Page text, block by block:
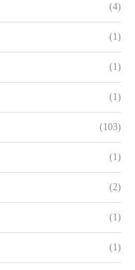
(4)
(1)
(1)
(1)
(103)
(1)
(2)
(1)
(1)